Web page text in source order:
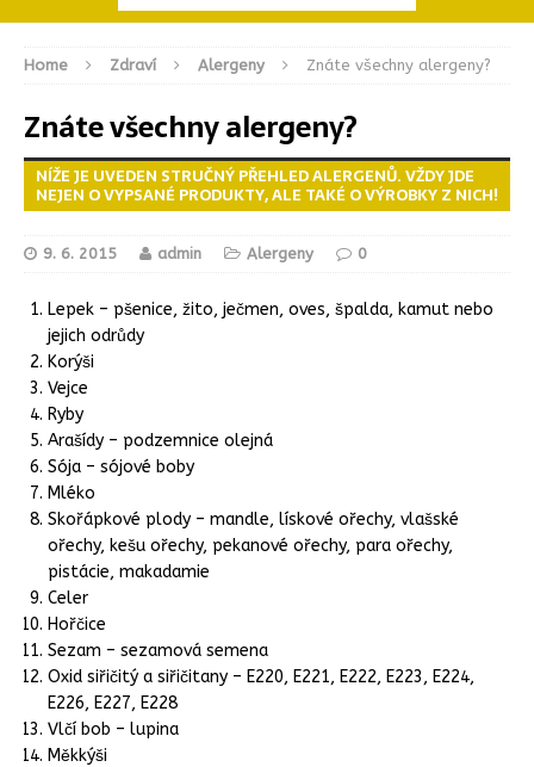
Home Zdraví Alergeny Znáte všechny alergeny?
Znáte všechny alergeny?
NÍŽE JE UVEDEN STRUČNÝ PŘEHLED ALERGENŮ. VŽDY JDE
NEJEN O VYPSANÉ PRODUKTY, ALE TAKÉ O VÝROBKY Z NICH!
9. 6. 2015 admin Alergeny 0
Lepek – pšenice, žito, ječmen, oves, špalda, kamut nebo
jejich odrůdy
Korýši
Vejce
Ryby
Arašídy – podzemnice olejná
Sója – sójové boby
Mléko
Skořápkové plody – mandle, lískové ořechy, vlašské
ořechy, kešu ořechy, pekanové ořechy, para ořechy,
pistácie, makadamie
Celer
Hořčice
Sezam – sezamová semena
Oxid siřičitý a siřičitany – E220, E221, E222, E223, E224,
E226, E227, E228
Vlčí bob – lupina
Měkkýši